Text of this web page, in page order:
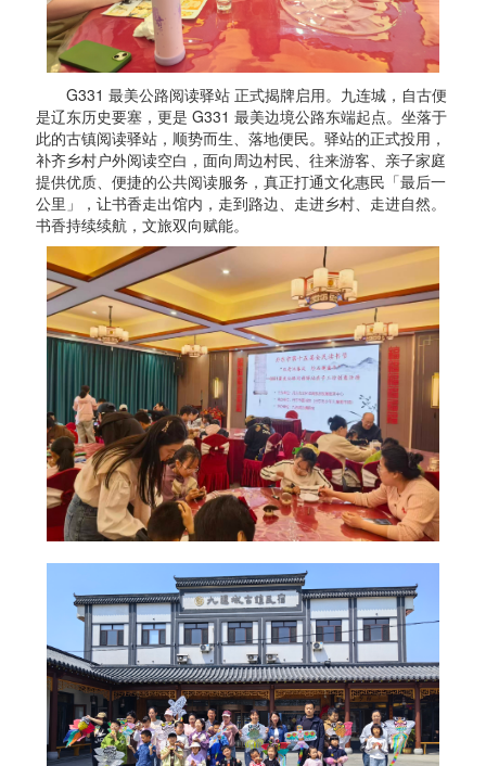
G331 最美公路阅读驿站 正式揭牌启用。九连城，自古便
是辽东历史要塞，更是 G331 最美边境公路东端起点。坐落于
此的古镇阅读驿站，顺势而生、落地便民。驿站的正式投用，
补齐乡村户外阅读空白，面向周边村民、往来游客、亲子家庭
提供优质、便捷的公共阅读服务，真正打通文化惠民「最后一
公里」，让书香走出馆内，走到路边、走进乡村、走进自然。
书香持续续航，文旅双向赋能。